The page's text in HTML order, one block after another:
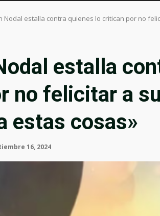
Nodal estalla contra quienes lo critican por no
estalla
no felicitar a
estas cosas»
16, 2024